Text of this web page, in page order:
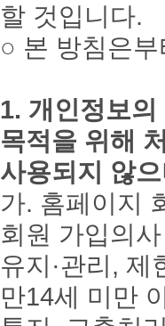
할 것입니다.
○ 본 방침은
1. 개인정보
목적을 위해
사용되지 않
가. 홈페이지
회원 가입의
유지·관리,
만14세 미만